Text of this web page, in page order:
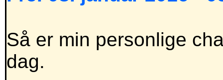
Så er min personlige
dag.